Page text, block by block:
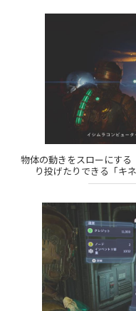
物体の動きをスローにす
り投げたりできる「キ